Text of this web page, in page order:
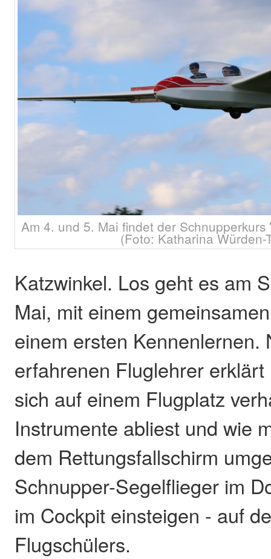
Am 4. und 5. Mai findet der
(Foto: Katharina Würden-
Katzwinkel. Los geht es am
Mai, mit einem
einem ersten Kennenlernen.
erfahrenen Fluglehrer
sich auf einem Flugplatz
Instrumente abliest und wie
dem Rettungsfallschirm
Schnupper-Segelflieger im
im Cockpit einsteigen - auf
Flugschülers.